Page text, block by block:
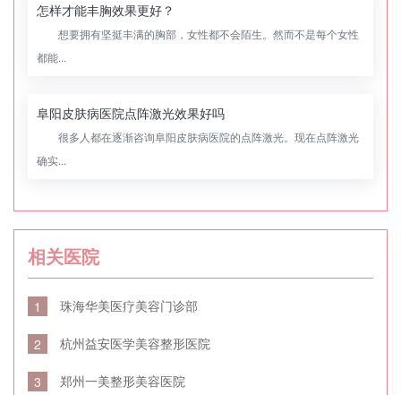
怎样才能丰胸效果更好？
想要拥有坚挺丰满的胸部，女性都不会陌生。然而不是每个女性
都能...
阜阳皮肤病医院点阵激光效果好吗
很多人都在逐渐咨询阜阳皮肤病医院的点阵激光。现在点阵激光
确实...
相关医院
1 珠海华美医疗美容门诊部
2 杭州益安医学美容整形医院
3 郑州一美整形美容医院